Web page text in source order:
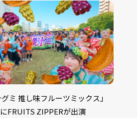
ミ 推し味フルーツミックス」
FRUITS ZIPPERが出演